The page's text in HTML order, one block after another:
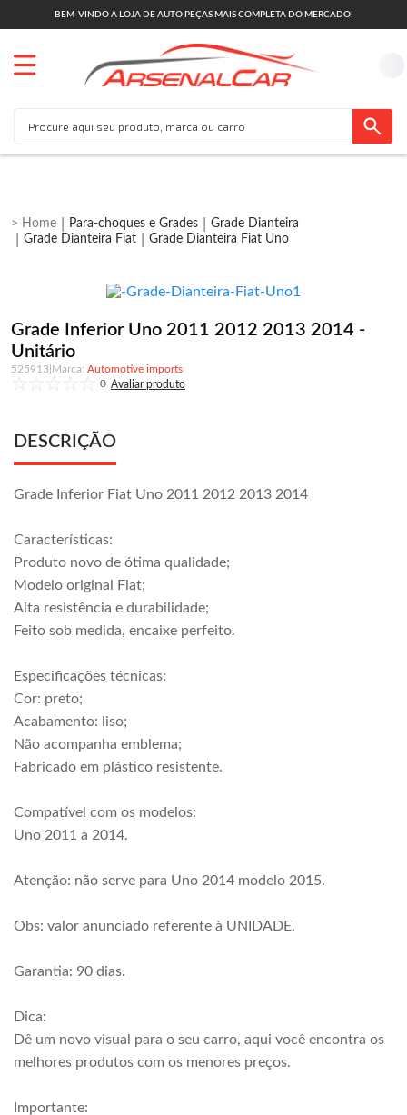
BEM-VINDO A LOJA DE AUTO PEÇAS MAIS COMPLETA DO MERCADO!
Para-choques e Grades
Grade Dianteira
Grade Dianteira Fiat
Grade Dianteira Fiat Uno
Grade Inferior Uno 2011 2012 2013 2014 -
Unitário
525913
Automotive imports
0
DESCRIÇÃO
Grade Inferior Fiat Uno 2011 2012 2013 2014
Características:
Produto novo de ótima qualidade;
Modelo original Fiat;
Alta resistência e durabilidade;
Feito sob medida, encaixe perfeito.
Especificações técnicas:
Cor: preto;
Acabamento: liso;
Não acompanha emblema;
Fabricado em plástico resistente.
Compatível com os modelos:
Uno 2011 a 2014.
Atenção: não serve para Uno 2014 modelo 2015.
Obs: valor anunciado referente à UNIDADE.
Garantia: 90 dias.
Dica:
Dê um novo visual para o seu carro, aqui você encontra os
melhores produtos com os menores preços.
Importante: